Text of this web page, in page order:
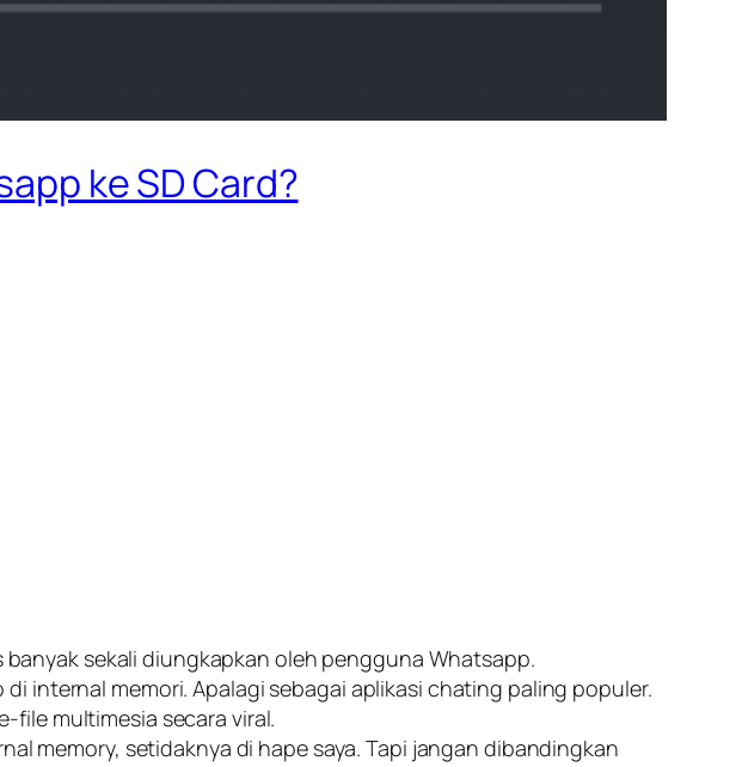
ke SD Card?
sekali diungkapkan oleh pengguna Whatsapp.
internal memori. Apalagi sebagai aplikasi chating paling populer.
file multimesia secara viral.
memory, setidaknya di hape saya. Tapi jangan dibandingkan